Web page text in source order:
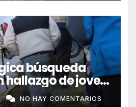
búsqueda
hallazgo de joven
NO HAY COMENTARIOS